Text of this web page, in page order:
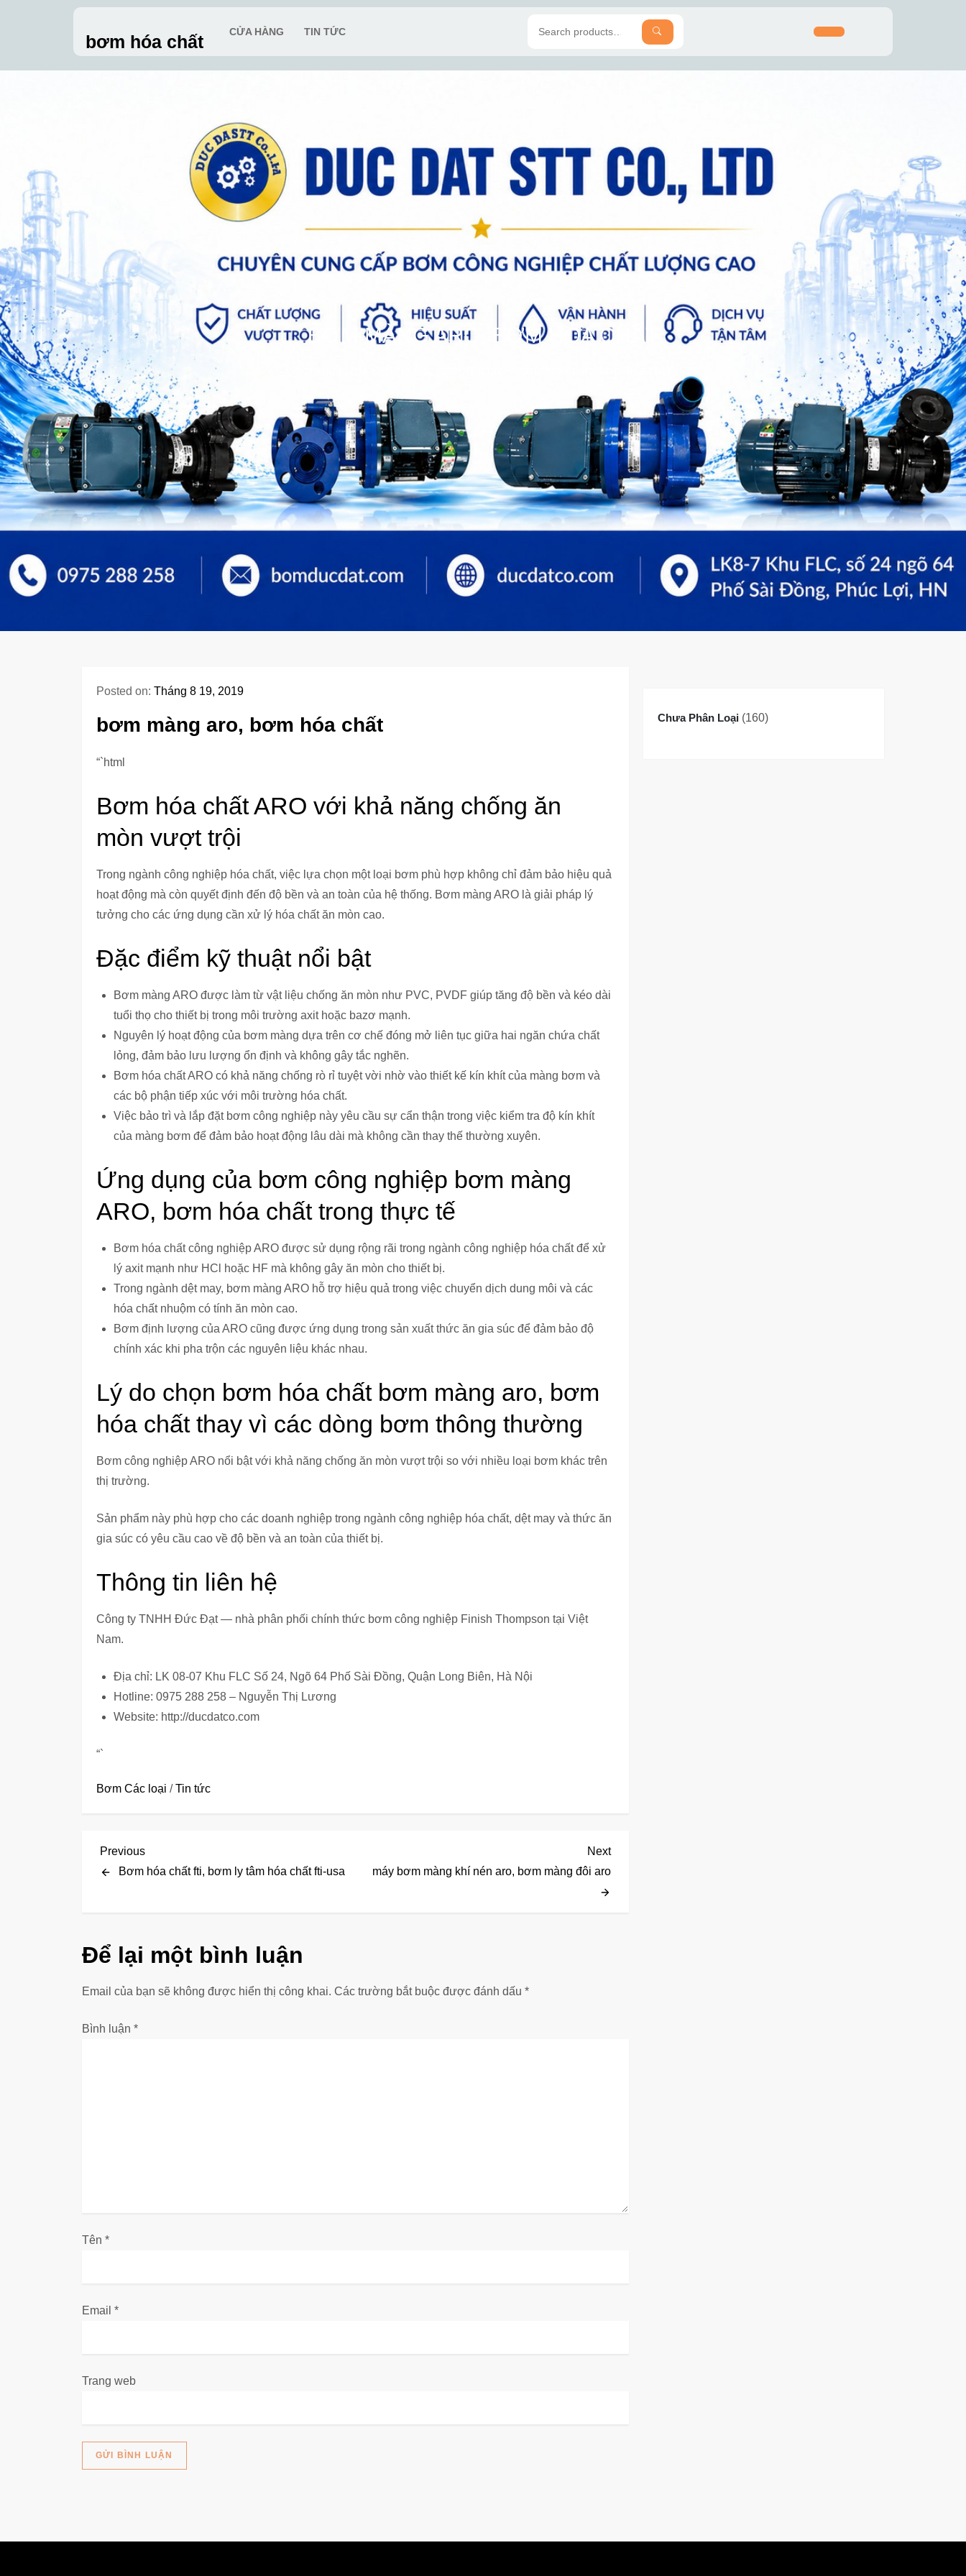
bơm hóa chất CỬA HÀNG TIN TỨC SEARCH
BƠM MÀNG ARO, BƠM HÓA CHẤT
Posted on: Tháng 8 19, 2019
bơm màng aro, bơm hóa chất
“`html
Bơm hóa chất ARO với khả năng chống ăn
mòn vượt trội
Trong ngành công nghiệp hóa chất, việc lựa chọn một loại bơm phù hợp không chỉ đảm bảo hiệu quả
hoạt động mà còn quyết định đến độ bền và an toàn của hệ thống. Bơm màng ARO là giải pháp lý
tưởng cho các ứng dụng cần xử lý hóa chất ăn mòn cao.
Đặc điểm kỹ thuật nổi bật
Bơm màng ARO được làm từ vật liệu chống ăn mòn như PVC, PVDF giúp tăng độ bền và kéo dài
tuổi thọ cho thiết bị trong môi trường axit hoặc bazơ mạnh.
Nguyên lý hoạt động của bơm màng dựa trên cơ chế đóng mở liên tục giữa hai ngăn chứa chất
lỏng, đảm bảo lưu lượng ổn định và không gây tắc nghẽn.
Bơm hóa chất ARO có khả năng chống rò rỉ tuyệt vời nhờ vào thiết kế kín khít của màng bơm và
các bộ phận tiếp xúc với môi trường hóa chất.
Việc bảo trì và lắp đặt bơm công nghiệp này yêu cầu sự cẩn thận trong việc kiểm tra độ kín khít
của màng bơm để đảm bảo hoạt động lâu dài mà không cần thay thế thường xuyên.
Ứng dụng của bơm công nghiệp bơm màng
ARO, bơm hóa chất trong thực tế
Bơm hóa chất công nghiệp ARO được sử dụng rộng rãi trong ngành công nghiệp hóa chất để xử
lý axit mạnh như HCl hoặc HF mà không gây ăn mòn cho thiết bị.
Trong ngành dệt may, bơm màng ARO hỗ trợ hiệu quả trong việc chuyển dịch dung môi và các
hóa chất nhuộm có tính ăn mòn cao.
Bơm định lượng của ARO cũng được ứng dụng trong sản xuất thức ăn gia súc để đảm bảo độ
chính xác khi pha trộn các nguyên liệu khác nhau.
Lý do chọn bơm hóa chất bơm màng aro, bơm
hóa chất thay vì các dòng bơm thông thường
Bơm công nghiệp ARO nổi bật với khả năng chống ăn mòn vượt trội so với nhiều loại bơm khác trên
thị trường.
Sản phẩm này phù hợp cho các doanh nghiệp trong ngành công nghiệp hóa chất, dệt may và thức ăn
gia súc có yêu cầu cao về độ bền và an toàn của thiết bị.
Thông tin liên hệ
Công ty TNHH Đức Đạt — nhà phân phối chính thức bơm công nghiệp Finish Thompson tại Việt
Nam.
Địa chỉ: LK 08-07 Khu FLC Số 24, Ngõ 64 Phố Sài Đồng, Quận Long Biên, Hà Nội
Hotline: 0975 288 258 – Nguyễn Thị Lương
Website: http://ducdatco.com
“`
Bơm Các loại /Tin tức
Đ
u
h
v
ế
Previous
Post
Previous
Bơm hóa chất fti, bơm ly tâm hóa chất fti-usa
Next
Post
Next
máy bơm màng khí nén aro, bơm màng đôi aro
Để lại một bình luận
Email của bạn sẽ không được hiển thị công khai. Các trường bắt buộc được đánh dấu *
Bình luận *
Tên *
Email *
Trang web
Chưa Phân Loại 160160